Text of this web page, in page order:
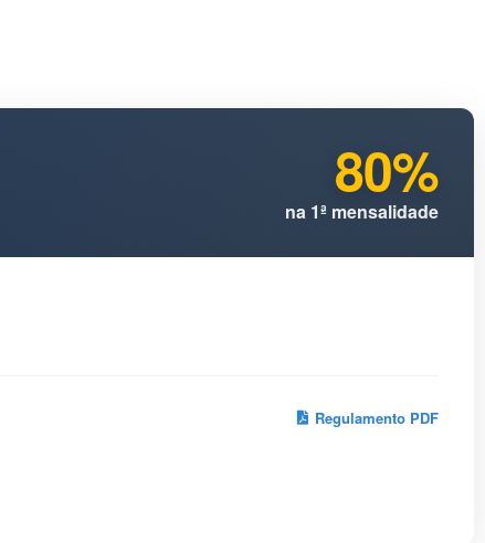
80%
na 1ª mensalidade
Regulamento PDF